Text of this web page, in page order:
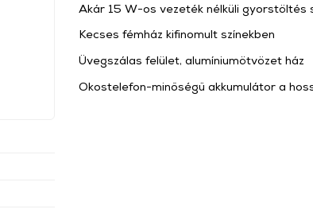
Akár 15 W-os vezeték nélküli gyorstöltés
Kecses fémház kifinomult színekben
Üvegszálas felület, alumíniumötvözet ház
Okostelefon-minőségű akkumulátor a